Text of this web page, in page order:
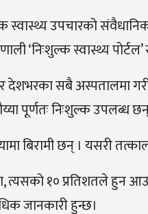
स्वास्थ्य उपचारको
‘निःशुल्क स्वास्थ्य
देशभरका सबै अस्पतालमा
पूर्णतः निःशुल्क उपलब्ध
बिरामी छन् । यसरी
१० प्रतिशतले हुन
जानकारी हुन्छ।